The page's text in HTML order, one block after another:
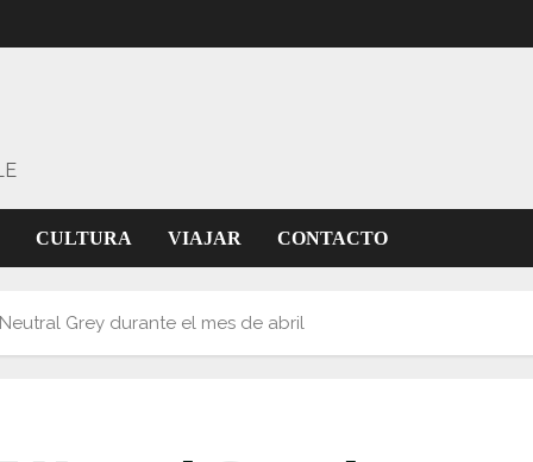
CULTURA VIAJAR CONTACTO
Grey durante el mes de abril